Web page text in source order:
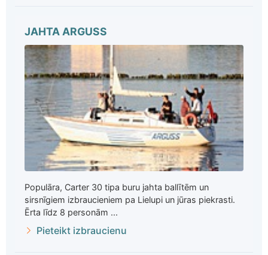
JAHTA ARGUSS
Populāra, Carter 30 tipa buru jahta ballītēm un
sirsnīgiem izbraucieniem pa Lielupi un jūras piekrasti.
Ērta līdz 8 personām ...
Pieteikt izbraucienu